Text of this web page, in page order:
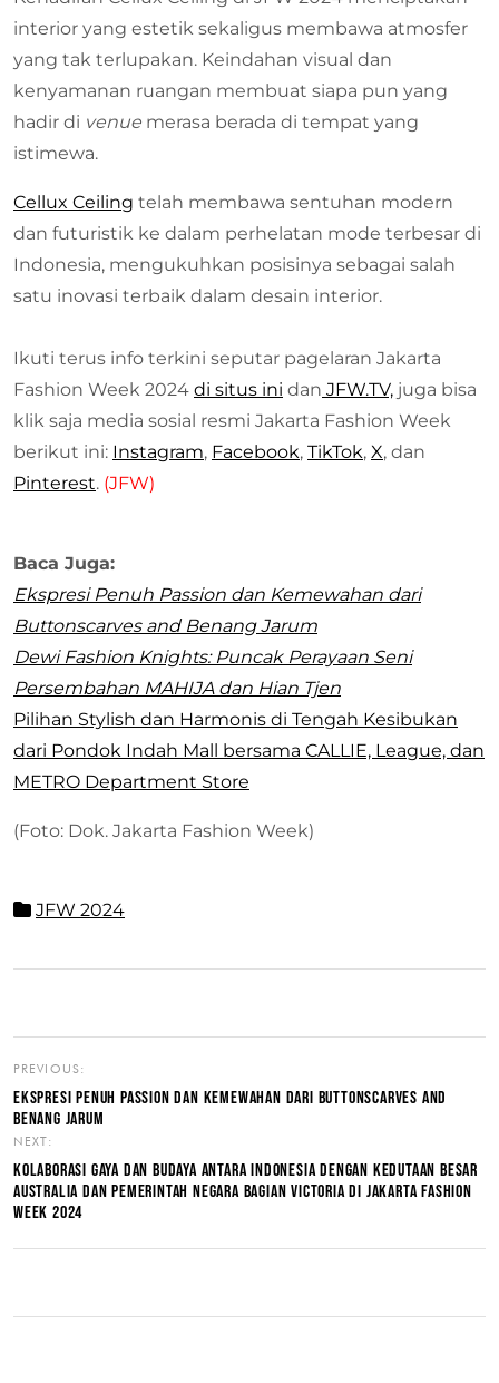
interior yang estetik sekaligus membawa atmosfer
yang tak terlupakan. Keindahan visual dan
kenyamanan ruangan membuat siapa pun yang
hadir di venue merasa berada di tempat yang
istimewa.
Cellux Ceiling telah membawa sentuhan modern
dan futuristik ke dalam perhelatan mode terbesar di
Indonesia, mengukuhkan posisinya sebagai salah
satu inovasi terbaik dalam desain interior.
Ikuti terus info terkini seputar pagelaran Jakarta
Fashion Week 2024 di situs ini dan JFW.TV, juga bisa
klik saja media sosial resmi Jakarta Fashion Week
berikut ini: Instagram, Facebook, TikTok, X, dan
Pinterest. (JFW)
Baca Juga:
Ekspresi Penuh Passion dan Kemewahan dari
Buttonscarves and Benang Jarum
Dewi Fashion Knights: Puncak Perayaan Seni
Persembahan MAHIJA dan Hian Tjen
Pilihan Stylish dan Harmonis di Tengah Kesibukan
dari Pondok Indah Mall bersama CALLIE, League, dan
METRO Department Store
(Foto: Dok. Jakarta Fashion Week)
JFW 2024
PREVIOUS:
EKSPRESI PENUH PASSION DAN KEMEWAHAN DARI BUTTONSCARVES AND
BENANG JARUM
NEXT:
KOLABORASI GAYA DAN BUDAYA ANTARA INDONESIA DENGAN KEDUTAAN BESAR
AUSTRALIA DAN PEMERINTAH NEGARA BAGIAN VICTORIA DI JAKARTA FASHION
WEEK 2024